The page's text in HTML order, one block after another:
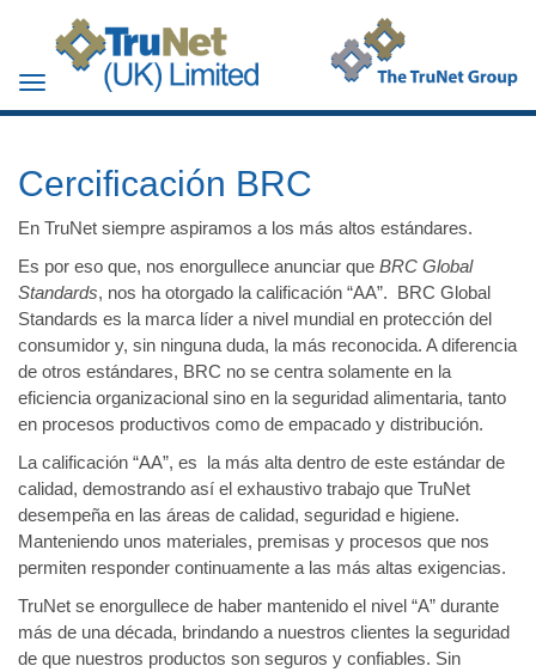
Toggle
navigation
Cercificación BRC
En TruNet siempre aspiramos a los más altos estándares.
Es por eso que, nos enorgullece anunciar que BRC Global
Standards, nos ha otorgado la calificación “AA”. BRC Global
Standards es la marca líder a nivel mundial en protección del
consumidor y, sin ninguna duda, la más reconocida. A diferencia
de otros estándares, BRC no se centra solamente en la
eficiencia organizacional sino en la seguridad alimentaria, tanto
en procesos productivos como de empacado y distribución.
La calificación “AA”, es la más alta dentro de este estándar de
calidad, demostrando así el exhaustivo trabajo que TruNet
desempeña en las áreas de calidad, seguridad e higiene.
Manteniendo unos materiales, premisas y procesos que nos
permiten responder continuamente a las más altas exigencias.
TruNet se enorgullece de haber mantenido el nivel “A” durante
más de una década, brindando a nuestros clientes la seguridad
de que nuestros productos son seguros y confiables. Sin